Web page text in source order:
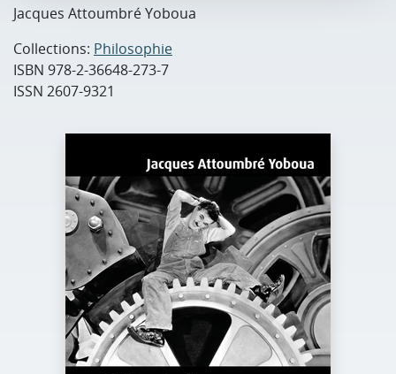
Jacques Attoumbré Yoboua
Collections: Philosophie
ISBN 978-2-36648-273-7
ISSN 2607-9321